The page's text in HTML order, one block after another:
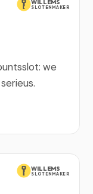
WILLEMS
SLOTENMAKER
we
WILLEMS
SLOTENMAKER